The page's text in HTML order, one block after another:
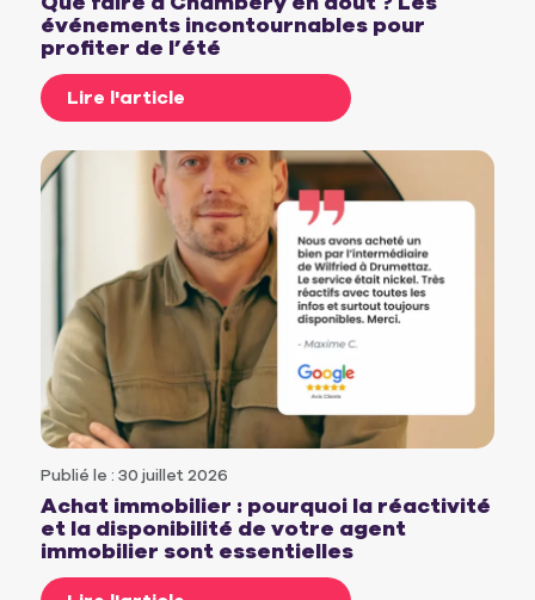
événements incontournables pour
profiter de l’été
Lire l'article
Publié le : 30 juillet 2026
Achat immobilier : pourquoi la réactivité
et la disponibilité de votre agent
immobilier sont essentielles